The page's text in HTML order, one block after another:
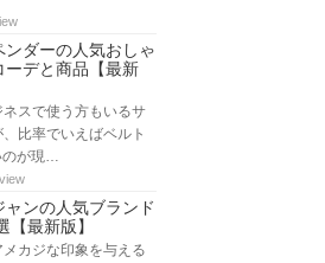
ンダーの人気おしゃ
ーデと商品【最新
スで使う方もいるサ
比率でいえばベルト
のが現…
ャンの人気ブランド
【最新版】
カジな印象を与える